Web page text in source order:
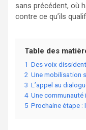
sans précédent, où
contre ce qu’ils
Table des
1 Des voix
2 Une mobilisation
3 L’appel au
4 Une
5 Prochaine étape